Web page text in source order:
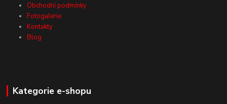
Obchodní podmínky
Fotogalerie
Kontakty
Blog
Kategorie e-shopu